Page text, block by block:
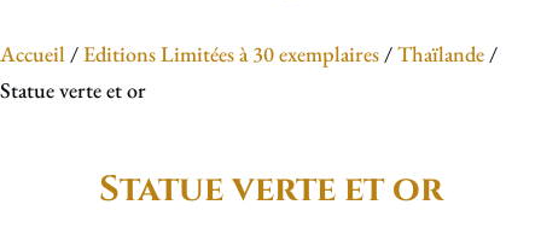
Accueil /Editions Limitées à 30 exemplaires /Thaïlande /
Statue verte et or
Statue verte et or